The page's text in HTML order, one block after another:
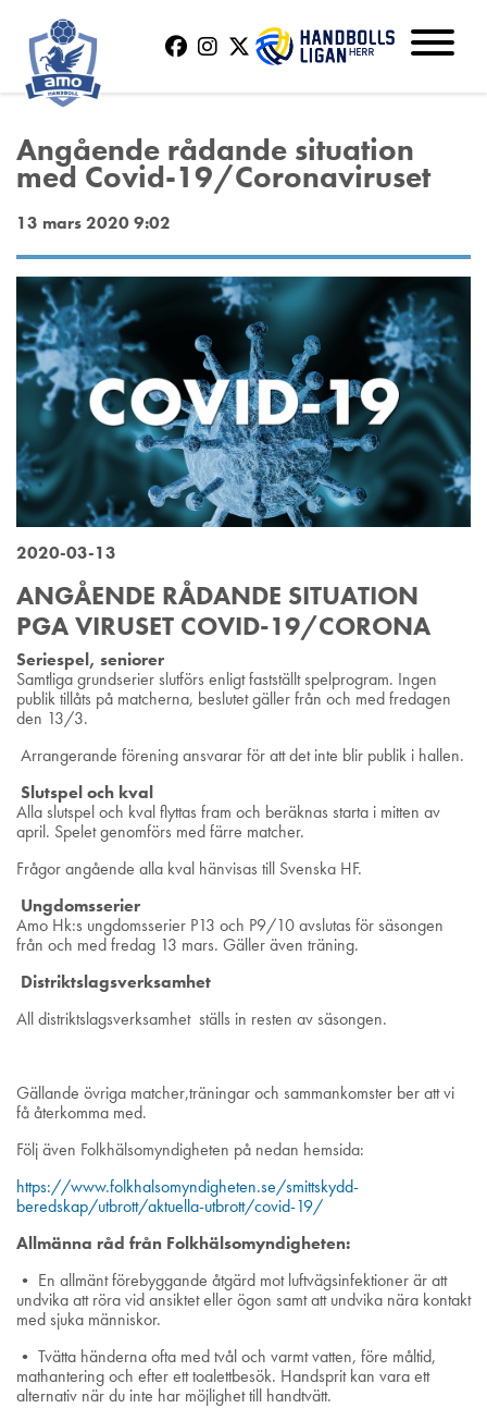
Angående rådande situation
med Covid-19/Coronaviruset
13 mars 2020 9:02
2020-03-13
ANGÅENDE RÅDANDE SITUATION
PGA VIRUSET COVID-19/CORONA
Seriespel, seniorer
Samtliga grundserier slutförs enligt fastställt spelprogram. Ingen
publik tillåts på matcherna, beslutet gäller från och med fredagen
den 13/3.
Arrangerande förening ansvarar för att det inte blir publik i hallen.
Slutspel och kval
Alla slutspel och kval flyttas fram och beräknas starta i mitten av
april. Spelet genomförs med färre matcher.
Frågor angående alla kval hänvisas till Svenska HF.
Ungdomsserier
Amo Hk:s ungdomsserier P13 och P9/10 avslutas för säsongen
från och med fredag 13 mars. Gäller även träning.
Distriktslagsverksamhet
All distriktslagsverksamhet ställs in resten av säsongen.
Gällande övriga matcher,träningar och sammankomster ber att vi
få återkomma med.
Följ även Folkhälsomyndigheten på nedan hemsida:
https://www.folkhalsomyndigheten.se/smittskydd-
beredskap/utbrott/aktuella-utbrott/covid-19/
Allmänna råd från Folkhälsomyndigheten:
• En allmänt förebyggande åtgärd mot luftvägsinfektioner är att
undvika att röra vid ansiktet eller ögon samt att undvika nära kontakt
med sjuka människor.
• Tvätta händerna ofta med tvål och varmt vatten, före måltid,
mathantering och efter ett toalettbesök. Handsprit kan vara ett
alternativ när du inte har möjlighet till handtvätt.